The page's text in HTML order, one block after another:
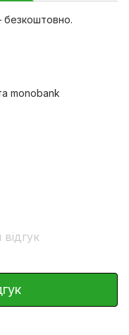
безкоштовно.
monobank